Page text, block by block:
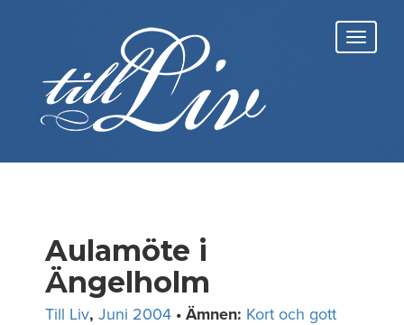
Aulamöte i
Ängelholm
Till Liv, Juni 2004 • Ämnen: Kort och gott